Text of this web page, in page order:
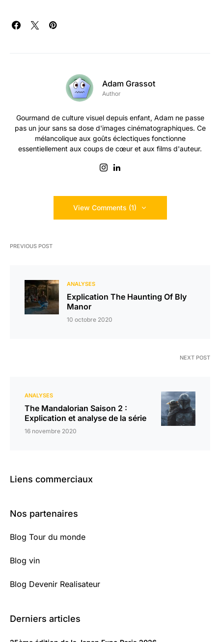
Adam Grassot
Author
Gourmand de culture visuel depuis enfant, Adam ne passe
pas un jour sans sa dose d'images cinématographiques. Ce
mélancolique aux goûts éclectiques fonctionne
essentiellement aux coups de cœur et aux films d'auteur.
View Comments (1)
PREVIOUS POST
ANALYSES
Explication The Haunting Of Bly
Manor
10 octobre 2020
NEXT POST
ANALYSES
The Mandalorian Saison 2 :
Explication et analyse de la série
16 novembre 2020
Liens commerciaux
Nos partenaires
Blog Tour du monde
Blog vin
Blog Devenir Realisateur
Derniers articles